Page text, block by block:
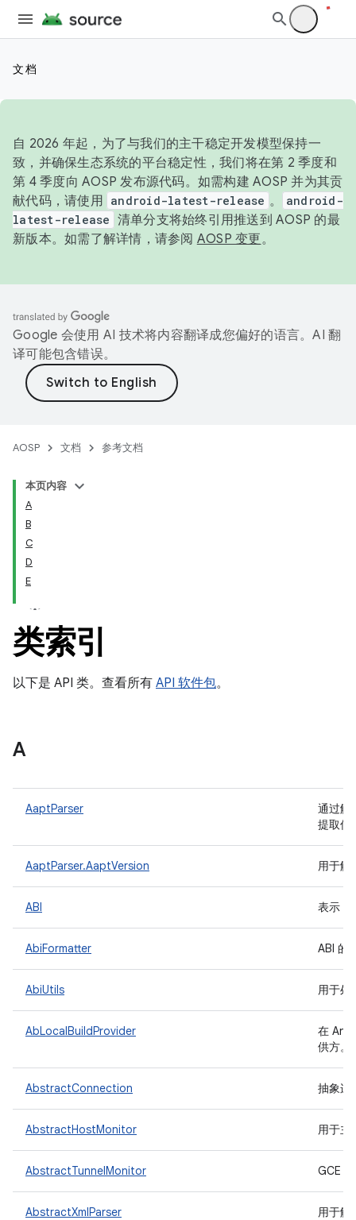
文档
自 2026 年起，为了与我们的主干稳定开发模型保持一
致，并确保生态系统的平台稳定性，我们将在第 2 季度和
第 4 季度向 AOSP 发布源代码。如需构建 AOSP 并为其贡
献代码，请使用 android-latest-release 。
android-
latest-release 清单分支将始终引用推送到 AOSP 的最
新版本。如需了解详情，请参阅 AOSP 变更。
Google 会使用 AI 技术将内容翻译成您偏好的语言。AI 翻
译可能包含错误。
AOSP 文档 参考文档
本页内容
A
B
C
D
E
类索引
以下是 API 类。查看所有 API 软件包。
A
AaptParser
通过解
提取信
AaptParser.AaptVersion 用于解
ABI 表示
AbiFormatter ABI 的
AbiUtils 用于处
AbLocalBuildProvider
在
供方。
AbstractConnection 抽象连
AbstractHostMonitor 用于主
AbstractTunnelMonitor GCE
AbstractXmlParser 用于解